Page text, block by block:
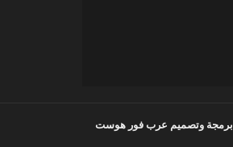
برمجة وتصميم عرب فور هوست